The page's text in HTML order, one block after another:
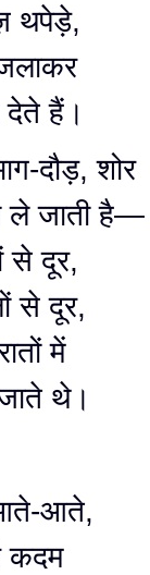
थपेड़े,
हैं।
दौड़, शोर
ले जाती है—
से दूर,
से दूर,
में
थे।
आते,
कदम